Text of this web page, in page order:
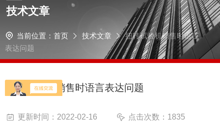
技术文章
当前位置： 首页 技术文章
扭转试验机销售时语言
表达问题
扭转试验机销售时语言表达问题
更新时间：2022-02-16 点击次数：1835